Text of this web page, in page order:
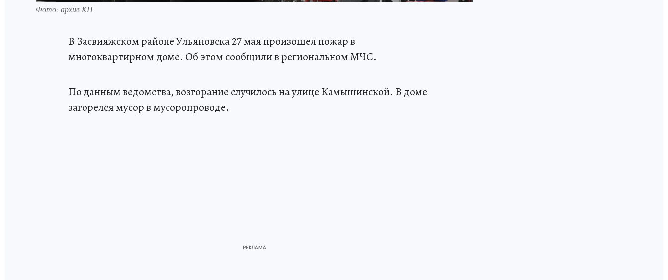
Фото: архив КП
В Засвияжском районе Ульяновска 27 мая произошел пожар в
многоквартирном доме. Об этом сообщили в региональном МЧС.
По данным ведомства, возгорание случилось на улице Камышинской. В доме
загорелся мусор в мусоропроводе.